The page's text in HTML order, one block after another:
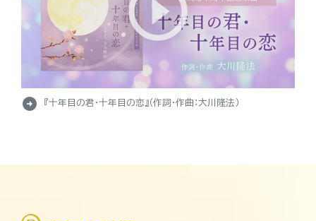
arrow_circle_right 『十年目の君・十年目の恋』（作詞・作曲：大川隆法）